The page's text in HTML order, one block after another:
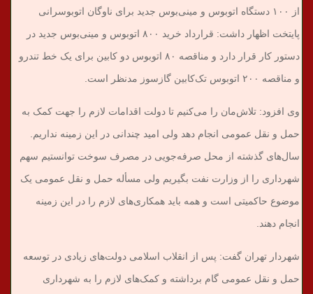
از ۱۰۰ دستگاه اتوبوس و مینی‌بوس جدید برای ناوگان اتوبوسرانی
پایتخت اظهار داشت: قرارداد خرید ۸۰۰ اتوبوس و مینی‌بوس جدید در
دستور کار قرار دارد و مناقصه ۸۰ اتوبوس دو کابین برای یک خط تندرو
و مناقصه ۲۰۰ اتوبوس تک‌کابین گازسوز مدنظر است.
وی افزود: تلاش‌مان را می‌کنیم تا دولت اقدامات لازم را جهت کمک به
حمل و نقل عمومی انجام دهد ولی امید چندانی در این زمینه نداریم.
سال‌های گذشته از محل صرفه‌جویی در مصرف سوخت توانستیم سهم
شهرداری را از وزارت نفت بگیریم ولی مسأله حمل و نقل عمومی یک
موضوع حاکمیتی است و همه باید همکاری‌های لازم را در این زمینه
انجام دهند.
شهردار تهران گفت: پس از انقلاب اسلامی دولت‌های زیادی در توسعه
حمل و نقل عمومی گام برداشته و کمک‌های لازم را به شهرداری